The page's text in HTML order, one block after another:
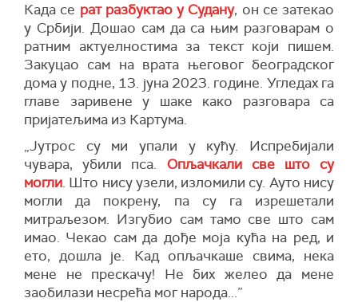
Када се рат разбуктао у Судану, он се затекао
у Србији. Дошао сам да са њим разговарам о
ратним актуелностима за текст који пишем.
Закуцао сам на врата његовог београдског
дома у подне, 13. јуна 2023. године. Угледах га
главе заривене у шаке како разговара са
пријатељима из Картума.
„Јутрос су ми упали у кућу. Испребијали
чувара, убили пса. Опљачкали све што су
могли. Што нису узели, изломили су. Ауто нису
могли да покрену, па су га изрешетали
митраљезом. Изгубио сам тамо све што сам
имао. Чекао сам да дође моја кућа на ред, и
ето, дошла је. Кад опљачкаше свима, нека
мене не прескачу! Не бих желео да мене
заобилази несрећа мог народа...”